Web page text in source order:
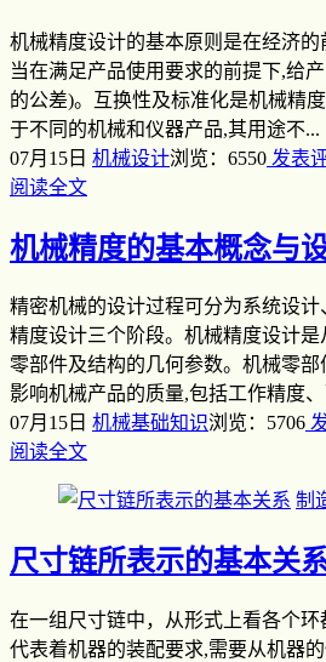
机械精度设计的基本原则是在经济
当在满足产品使用要求的前提下,给
的公差)。互换性及标准化是机械精
于不同的机械和仪器产品,其用途不...
07月15日 机械设计浏览：6550 发表
阅读全文
机械精度的基本概念与
精密机械的设计过程可分为系统设
精度设计三个阶段。机械精度设计
零部件及结构的几何参数。机械零
影响机械产品的质量,包括工作精度
07月15日 机械基础知识浏览：5706
阅读全文
制
尺寸链所表示的基本关
在一组尺寸链中，从形式上看各个
代表着机器的装配要求,需要从机器